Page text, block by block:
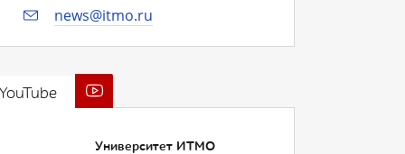
news@itmo.ru
Университет ИТМО